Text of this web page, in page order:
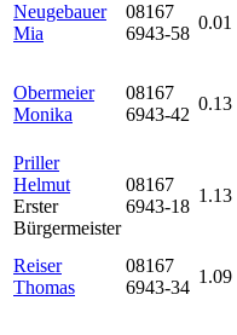
Neugebauer
Mia
08167
6943-58
0.01
Obermeier
Monika
08167
6943-42
0.13
Priller
Helmut
Erster
Bürgermeister
08167
6943-18
1.13
Reiser
Thomas
08167
6943-34
1.09